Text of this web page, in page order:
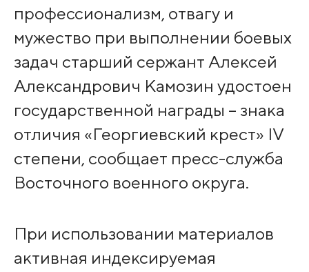
профессионализм, отвагу и
мужество при выполнении боевых
задач старший сержант Алексей
Александрович Камозин удостоен
государственной награды – знака
отличия «Георгиевский крест» IV
степени, сообщает пресс-служба
Восточного военного округа.
При использовании материалов
активная индексируемая